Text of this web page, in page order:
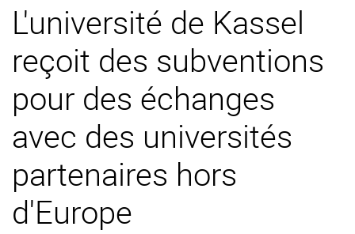
Affiliations, comités & Activités externes des commissions
Travaux supervisés
Universités partenaires
Clips vidéo
L'université de Kassel
reçoit des subventions
pour des échanges
avec des universités
partenaires hors
d'Europe